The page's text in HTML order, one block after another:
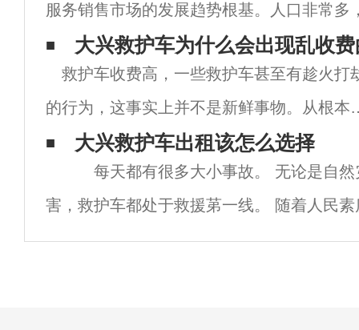
服务销售市场的发展趋势根基。人口非常多
是变成提高快、将来也必然变成的汽车租赁
必須和充
大兴救护车为什么会出现乱收
救护车收费高，一些救护车甚至有趁火打
的行为，这事实上并不是新鲜事物。从根本
分析起来，救护车120出租其原因无非两点
一是相关公共资金在救护车运营等上投入过
少，这直接造成了救护车缺少必要公益与公
性
大兴救护车出租该怎么选择
每天都有很多大小事故。 无论是自然
害，救护车都处于救援苐一线。 随着人民
号召救护车让路，使之生活化。 但是，目